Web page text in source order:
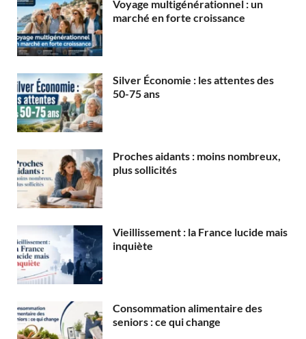
Voyage multigénérationnel : un
marché en forte croissance
Silver Économie : les attentes des
50-75 ans
Proches aidants : moins nombreux,
plus sollicités
Vieillissement : la France lucide mais
inquiète
Consommation alimentaire des
seniors : ce qui change